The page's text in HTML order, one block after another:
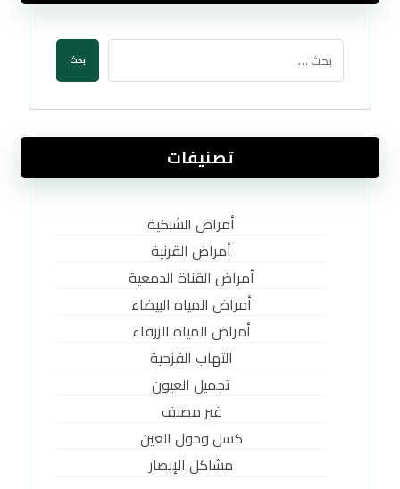
تصنيفات
أمراض الشبكية
أمراض القرنية
أمراض القناة الدمعية
أمراض المياه البيضاء
أمراض المياه الزرقاء
التهاب القزحية
تجميل العيون
غير مصنف
كسل وحول العين
مشاكل الإبصار